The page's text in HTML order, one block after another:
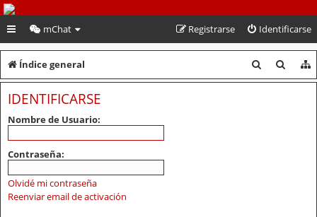
PeruVoley.com
mChat Identificarse
Registrarse
Índice general
u
u
IDENTIFICARSE
Nombre de Usuario:
Contraseña:
Olvidé mi contraseña
Reenviar email de activación